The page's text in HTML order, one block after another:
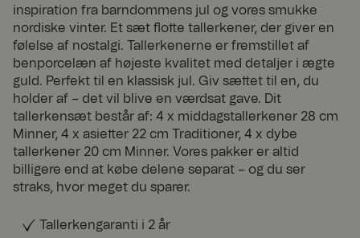
inspiration fra barndommens jul og vores smukke
nordiske vinter. Et sæt flotte tallerkener, der giver en
følelse af nostalgi. Tallerkenerne er fremstillet af
benporcelæn af højeste kvalitet med detaljer i ægte
guld. Perfekt til en klassisk jul. Giv sættet til en, du
holder af – det vil blive en værdsat gave. Dit
tallerkensæt består af: 4 x middagstallerkener 28 cm
Minner, 4 x asietter 22 cm Traditioner, 4 x dybe
tallerkener 20 cm Minner. Vores pakker er altid
billigere end at købe delene separat – og du ser
straks, hvor meget du sparer.
Tallerkengaranti i 2 år